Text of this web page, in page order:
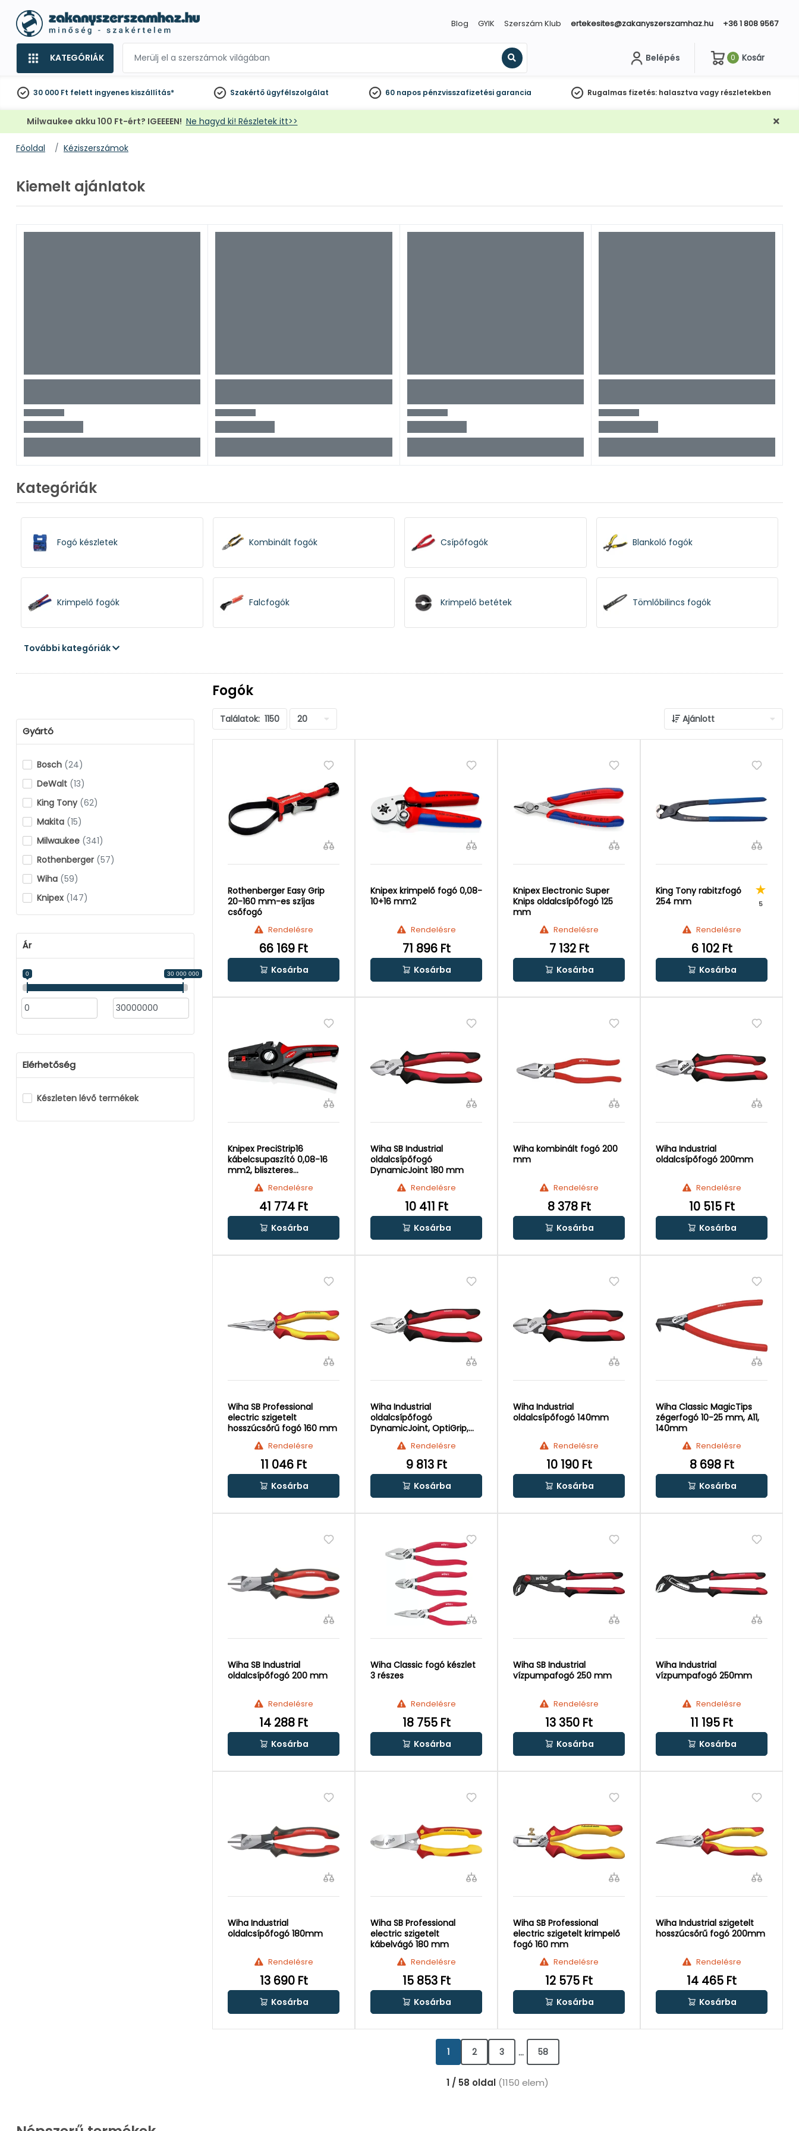
Blog GYIK Szerszám Klub ertekesites@zakanyszerszamhaz.hu +36 1 808 9567
KATEGÓRIÁK
Keresés
Belépés 0 Kosár
30 000 Ft felett ingyenes kiszállítás* Szakértő ügyfélszolgálat 60 napos pénzvisszafizetési garancia Rugalmas fizetés: halasztva vagy részletekben
Milwaukee akku 100 Ft-ért? IGEEEEN! Ne hagyd ki! Részletek itt>>
Főoldal Kéziszerszámok
Kiemelt ajánlatok
Kategóriák
Fogó készletek Kombinált fogók Csípőfogók Blankoló fogók
Krimpelő fogók Falcfogók Krimpelő betétek Tömlőbilincs fogók
Hosszúcsőrű fogók Zégergyűrű fogók Szigetelt fogók
További kategóriák
Gyártó
Bosch (24)
DeWalt (13)
King Tony (62)
Makita (15)
Milwaukee (341)
Rothenberger (57)
Wiha (59)
Knipex (147)
Stanley(81)
Yato(280)
Gesipa(11)
Toya(9)
Ár
0 30 000 000
Elérhetőség
Készleten lévő termékek
Fogók
Találatok: 1150 20 Ajánlott
Rothenberger Easy Grip
20-160 mm-es szíjas
csőfogó
Rendelésre
66 169 Ft
Kosárba
Knipex krimpelő fogó 0,08-
10+16 mm2
Rendelésre
71 896 Ft
Kosárba
Knipex Electronic Super
Knips oldalcsípőfogó 125
mm
Rendelésre
7 132 Ft
Kosárba
King Tony rabitzfogó
254 mm
5
Rendelésre
6 102 Ft
Kosárba
Knipex PreciStrip16
kábelcsupaszító 0,08-16
mm2, bliszteres
csomagolás
Rendelésre
41 774 Ft
Kosárba
Wiha SB Industrial
oldalcsípőfogó
DynamicJoint 180 mm
Rendelésre
10 411 Ft
Kosárba
Wiha kombinált fogó 200
mm
Rendelésre
8 378 Ft
Kosárba
Wiha Industrial
oldalcsípőfogó 200mm
Rendelésre
10 515 Ft
Kosárba
Wiha SB Professional
electric szigetelt
hosszúcsőrű fogó 160 mm
Rendelésre
11 046 Ft
Kosárba
Wiha Industrial
oldalcsípőfogó
DynamicJoint, OptiGrip,
200mm
Rendelésre
9 813 Ft
Kosárba
Wiha Industrial
oldalcsípőfogó 140mm
Rendelésre
10 190 Ft
Kosárba
Wiha Classic MagicTips
zégerfogó 10-25 mm, A11,
140mm
Rendelésre
8 698 Ft
Kosárba
Wiha SB Industrial
oldalcsípőfogó 200 mm
Rendelésre
14 288 Ft
Kosárba
Wiha Classic fogó készlet
3 részes
Rendelésre
18 755 Ft
Kosárba
Wiha SB Industrial
vízpumpafogó 250 mm
Rendelésre
13 350 Ft
Kosárba
Wiha Industrial
vízpumpafogó 250mm
Rendelésre
11 195 Ft
Kosárba
Wiha Industrial
oldalcsípőfogó 180mm
Rendelésre
13 690 Ft
Kosárba
Wiha SB Professional
electric szigetelt
kábelvágó 180 mm
Rendelésre
15 853 Ft
Kosárba
Wiha SB Professional
electric szigetelt krimpelő
fogó 160 mm
Rendelésre
12 575 Ft
Kosárba
Wiha Industrial szigetelt
hosszúcsőrű fogó 200mm
Rendelésre
14 465 Ft
Kosárba
1 2 3 ... 58
1 / 58 oldal (1150 elem)